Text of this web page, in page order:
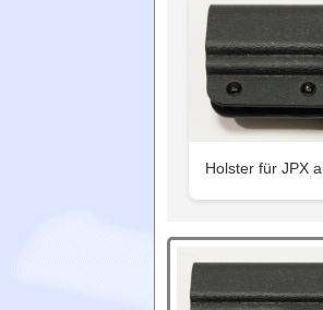
Holster für JPX